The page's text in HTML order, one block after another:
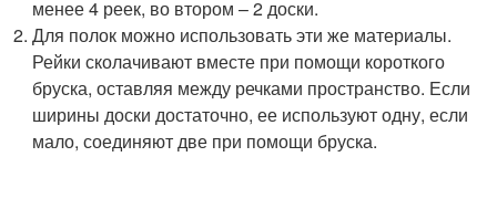
менее 4 реек, во втором – 2 доски.
Для полок можно использовать эти же материалы.
Рейки сколачивают вместе при помощи короткого
бруска, оставляя между речками пространство. Если
ширины доски достаточно, ее используют одну, если
мало, соединяют две при помощи бруска.